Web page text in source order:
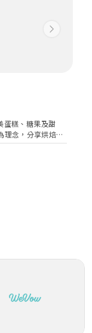
Next
糕、糖果及甜
理念，分享烘焙的